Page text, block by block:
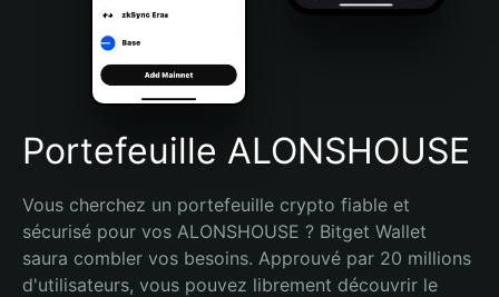
Português (Brasil)
Español (Argentina)
Portefeuille ALONSHOUSE
Vous cherchez un portefeuille crypto fiable et
sécurisé pour vos ALONSHOUSE ? Bitget Wallet
saura combler vos besoins. Approuvé par 20 millions
d'utilisateurs, vous pouvez librement découvrir le